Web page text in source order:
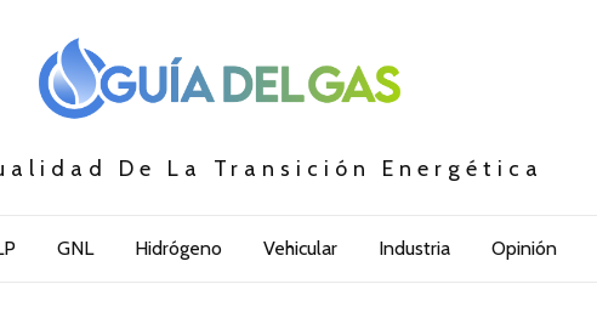
De La Transición Energética
GNL Hidrógeno Vehicular Industria Opinión